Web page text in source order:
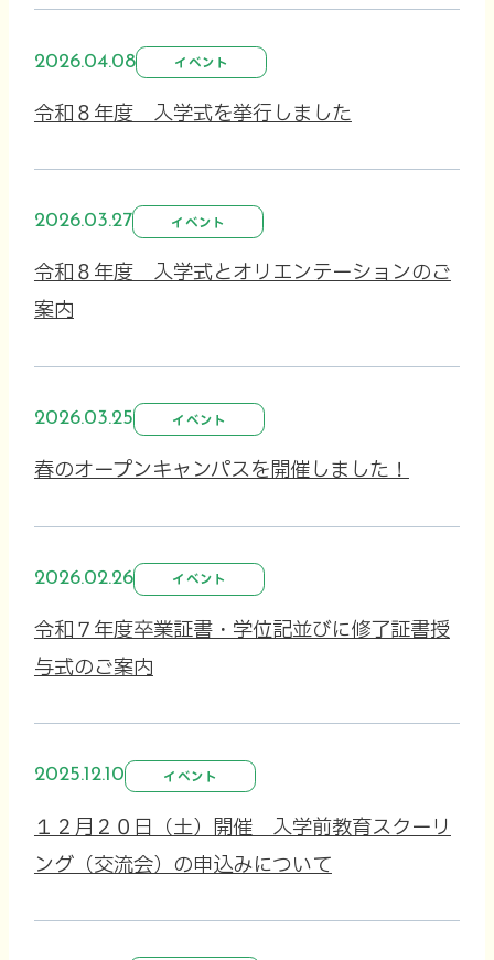
2026.04.08 イベント
令和８年度 入学式を挙行しました
2026.03.27 イベント
令和８年度 入学式とオリエンテーションのご
案内
2026.03.25 イベント
春のオープンキャンパスを開催しました！
2026.02.26 イベント
令和７年度卒業証書・学位記並びに修了証書授
与式のご案内
2025.12.10 イベント
１２月２０日（土）開催 入学前教育スクーリ
ング（交流会）の申込みについて